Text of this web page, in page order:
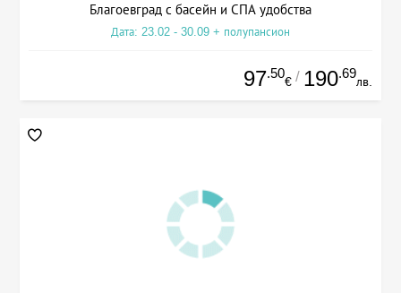
Благоевград с басейн и СПА удобства
Дата: 23.02 - 30.09 + полупансион
97.50
€ / 190.69
лв.